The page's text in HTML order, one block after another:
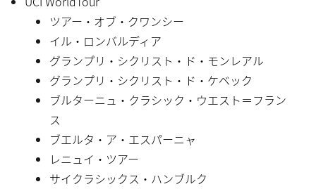
ツアー・オブ・クワンシー
イル・ロンバルディア
グランプリ・シクリスト・ド・モンレアル
グランプリ・シクリスト・ド・ケベック
ブルターニュ・クラシック・ウエスト＝フラン
ス
ブエルタ・ア・エスパーニャ
レニュイ・ツアー
サイクラシックス・ハンブルク